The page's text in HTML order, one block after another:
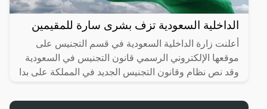
الداخلية السعودية تزف بشرى سارة للمقيمين
أعلنت زارة الداخلية السعودية في قسم التجنيس على
موقعها الإلكتروني الرسمي قانون التجنيس في السعودية
وقد نص نظام وقانون التجنيس الجديد في المملكة على بدا